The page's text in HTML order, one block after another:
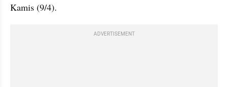
Kamis (9/4).
ADVERTISEMENT